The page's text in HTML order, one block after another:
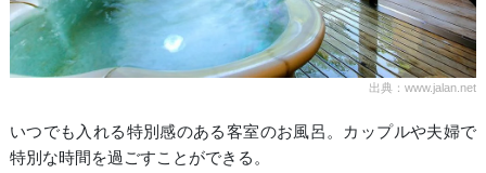
出典：www.jalan.net
いつでも入れる特別感のある客室のお風呂。カップルや夫婦で
特別な時間を過ごすことができる。